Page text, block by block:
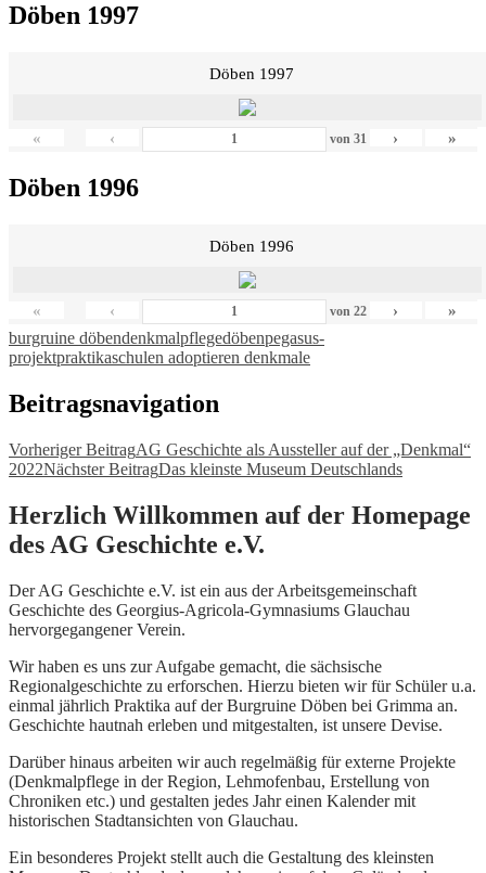
Döben 1997
Döben 1997
« ‹ von 31 › »
Döben 1996
Döben 1996
« ‹ von 22 › »
burgruine döbendenkmalpflegedöbenpegasus-
projektpraktikaschulen adoptieren denkmale
Beitragsnavigation
Vorheriger BeitragAG Geschichte als Aussteller auf der „Denkmal“
2022Nächster BeitragDas kleinste Museum Deutschlands
Herzlich Willkommen auf der Homepage
des AG Geschichte e.V.
Der AG Geschichte e.V. ist ein aus der Arbeitsgemeinschaft
Geschichte des Georgius-Agricola-Gymnasiums Glauchau
hervorgegangener Verein.
Wir haben es uns zur Aufgabe gemacht, die sächsische
Regionalgeschichte zu erforschen. Hierzu bieten wir für Schüler u.a.
einmal jährlich Praktika auf der Burgruine Döben bei Grimma an.
Geschichte hautnah erleben und mitgestalten, ist unsere Devise.
Darüber hinaus arbeiten wir auch regelmäßig für externe Projekte
(Denkmalpflege in der Region, Lehmofenbau, Erstellung von
Chroniken etc.) und gestalten jedes Jahr einen Kalender mit
historischen Stadtansichten von Glauchau.
Ein besonderes Projekt stellt auch die Gestaltung des kleinsten